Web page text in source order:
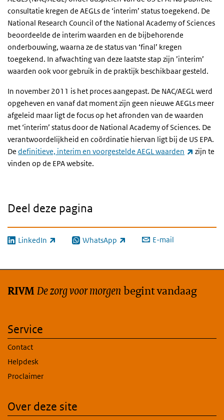
consultatie kregen de AEGLs de ‘interim’ status toegekend. De
National Research Council of the National Academy of Sciences
beoordeelde de interim waarden en de bijbehorende
onderbouwing, waarna ze de status van ‘final’ kregen
toegekend. In afwachting van deze laatste stap zijn ’interim’
waarden ook voor gebruik in de praktijk beschikbaar gesteld.
In november 2011 is het proces aangepast. De NAC/AEGL werd
opgeheven en vanaf dat moment zijn geen nieuwe AEGLs meer
afgeleid maar ligt de focus op het afronden van de waarden
met ‘interim’ status door de National Academy of Sciences. De
verantwoordelijkheid en coördinatie hiervan ligt bij de US EPA.
De definitieve, interim en voorgestelde AEGL waarden (externe
zijn te
vinden op de EPA website.
Deel deze pagina
LinkedIn
(externe link) WhatsApp
(externe link) E-mail
RIVM De zorg voor morgen begint vandaag
Service
Contact
Helpdesk
Proclaimer
Over deze site